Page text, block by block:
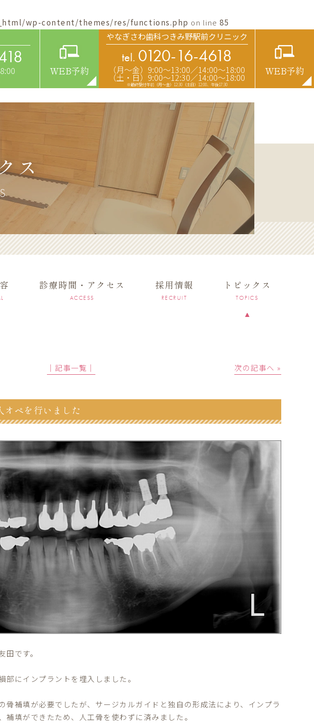
wp-content/themes/res/functions.php on line85
WEB予約
やなぎさわ歯科つきみ野駅前クリニック
tel. 0120-16-4618
（月〜金）9:00〜13:00／14:00〜18:00
（土・日）9:00〜12:30／14:00〜18:00
※最終受付午前（月～金）12:30（土日）12:00、午後17:30
WEB予約
ス
診療時間・アクセス
ACCESS
採用情報
RECRUIT
トピックス
TOPICS
│記事一覧│ 次の記事へ »
オペを行いました
です。
にインプラントを埋入しました。
骨補填が必要でしたが、サージカルガイドと独自の形成法により、インプラ
填ができたため、人工骨を使わずに済みました。